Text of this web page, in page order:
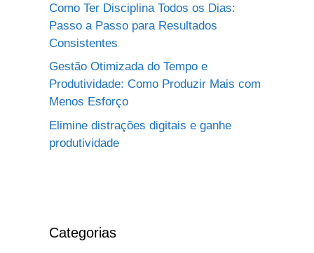
Como Ter Disciplina Todos os Dias:
Passo a Passo para Resultados
Consistentes
Gestão Otimizada do Tempo e
Produtividade: Como Produzir Mais com
Menos Esforço
Elimine distrações digitais e ganhe
produtividade
Categorias